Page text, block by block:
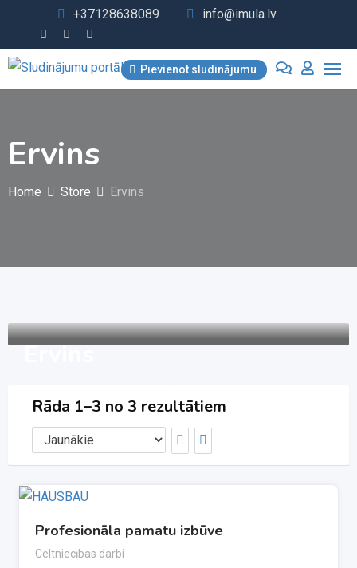
content
+37128638089 info@imula.lv
Pievienot sludinājumu
Ervins
Home Store Ervins
Ervins
Tērbatas 1, Rīga
Reģistrējies -23. augusts, 2019.
Elektronika
Rated
out
of 5
2
(2)
Rāda 1–3 no 3 rezultātiem
Profesionāla pamatu izbūve
Celtniecības darbi